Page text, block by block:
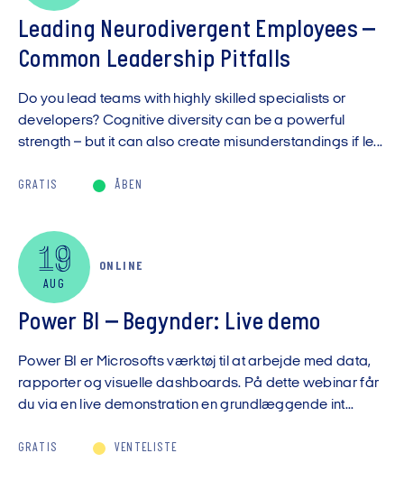
Leading Neurodivergent Employees –
Common Leadership Pitfalls
Do you lead teams with highly skilled specialists or
developers? Cognitive diversity can be a powerful
strength – but it can also create misunderstandings if le...
GRATIS ÅBEN
19
AUG
ONLINE
Power BI – Begynder: Live demo
Power BI er Microsofts værktøj til at arbejde med data,
rapporter og visuelle dashboards. På dette webinar får
du via en live demonstration en grundlæggende int...
GRATIS VENTELISTE